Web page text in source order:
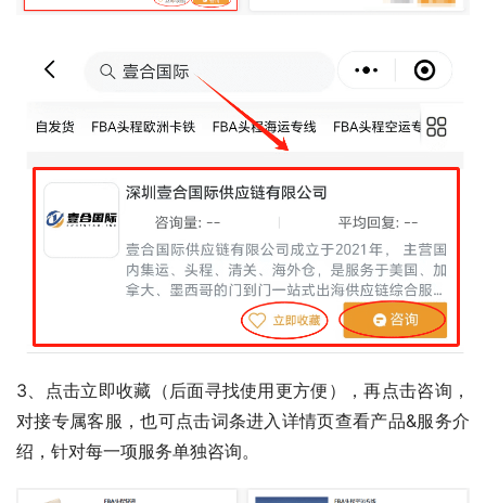
3、点击立即收藏（后面寻找使用更方便），再点击咨询，
对接专属客服，也可点击词条进入详情页查看产品&服务介
绍，针对每一项服务单独咨询。